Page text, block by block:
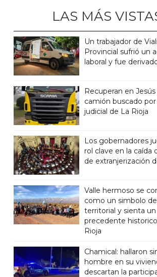
LAS MÁS
Un trabajador de
Provincial sufrió un
laboral y fue
Recuperan en
camión buscado
judicial de La Rioja
Los gobernadores
rol clave en la caída
de extranjerización
Valle hermoso se
como un simbolo
territorial y sienta un
precedente
Rioja
Chamical: hallaron
hombre en su
descartan la